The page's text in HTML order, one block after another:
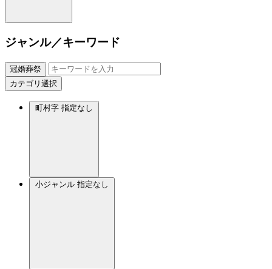
ジャンル／キーワード
冠婚葬祭
カテゴリ選択
町村字 指定なし
小ジャンル 指定なし